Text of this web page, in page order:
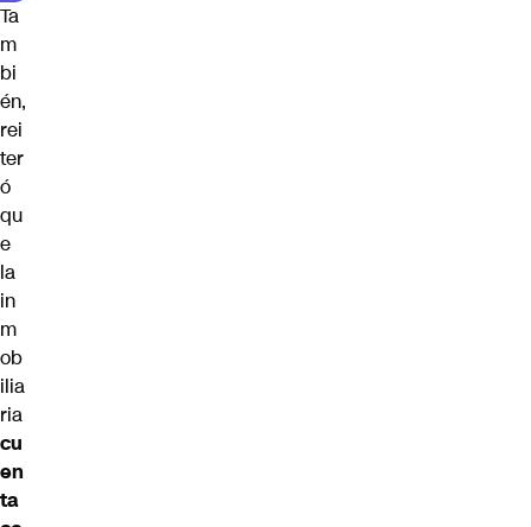
Ta
m
bi
én,
rei
ter
ó
qu
e
la
in
m
ob
ilia
ria
cu
en
ta